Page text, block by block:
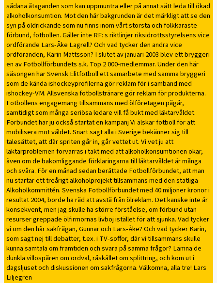
sådana åtaganden som kan uppmuntra eller på annat sätt leda till ökad
alkoholkonsumtion. Mot den här bakgrunden är det märkligt att se den
syn på öldrickande som nu finns inom vårt största och folkkäraste
förbund, fotbollen. Gäller inte RF: s riktlinjer riksidrottsstyrelsens vice
ordförande Lars-Åke Lagrell? Och vad tycker den andra vice
ordföranden, Karin Mattsson? I slutet av januari 2003 blev ett bryggeri
en av Fotbollförbundets s.k. Top 2 000-medlemmar. Under den här
säsongen har Svensk Elitfotboll ett samarbete med samma bryggeri
som de kända ishockeyprofilerna gör reklam för i samband med
ishockey-VM. Allsvenska fotbollstränare gör reklam för produkterna.
Fotbollens engagemang tillsammans med ölföretagen pågår,
samtidigt som många seriösa ledare vill få bukt med läktarvåldet.
Förbundet har ju också startat en kampanj Vi älskar fotboll för att
mobilisera mot våldet. Snart sagt alla i Sverige bekänner sig till
talesättet, att där spriten går in, går vettet ut. Vi vet ju att
läktarproblemen förvärras i takt med att alkoholkonsumtionen ökar,
även om de bakomliggande förklaringarna till läktarvåldet är många
och svåra. För en månad sedan berättade Fotbollförbundet, att man
nu startar ett treårigt alkoholprojekt tillsammans med den statliga
Alkoholkommittén. Svenska Fotbollförbundet med 40 miljoner kronor i
resultat 2004, borde ha råd att avstå från ölreklam. Det kanske inte är
konsekvent, men jag skulle ha större förståelse, om förbund utan
resurser greppade ölfirmornas livboj istället för att sjunka. Vad tycker
vi om den här sakfrågan, Gunnar och Lars-Åke? Och vad tycker Karin,
som sagt nej till debatter, t.ex. i TV-soffor, där vi tillsammans skulle
kunna samtala om framtiden och svara på samma frågor? Lämna de
dunkla villospåren om ordval, råskället om splittring, och kom ut i
dagsljuset och diskussionen om sakfrågorna. Välkomna, alla tre! Lars
Liljegren